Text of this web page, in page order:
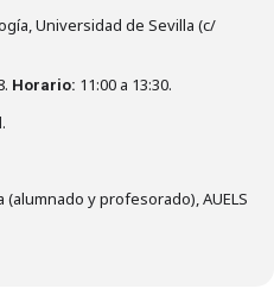
Universidad de Sevilla (c/
Horario: 11:00 a 13:30.
y profesorado), AUELS